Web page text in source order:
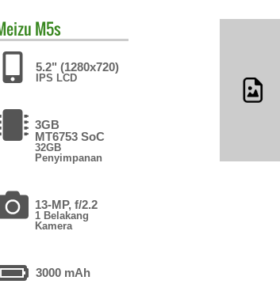
M5s
5.2" (1280x720)
IPS LCD
3GB
MT6753 SoC
32GB
Penyimpanan
13-MP, f/2.2
1 Belakang
Kamera
3000 mAh